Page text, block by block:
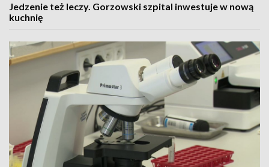
Jedzenie też leczy. Gorzowski szpital inwestuje w nową
kuchnię